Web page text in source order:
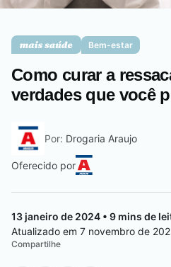
Bem-estar
Como curar a
verdades que você
Por: Drogaria Araujo
Oferecido por
13 janeiro de 2024 • 9 mins de
Atualizado em 7 novembro de
Compartilhe